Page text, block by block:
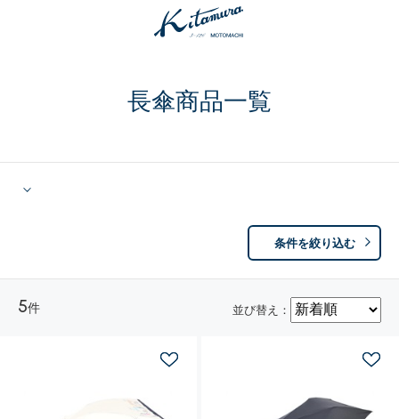
長傘商品一覧
条件を絞り込む
5件 並び替え：